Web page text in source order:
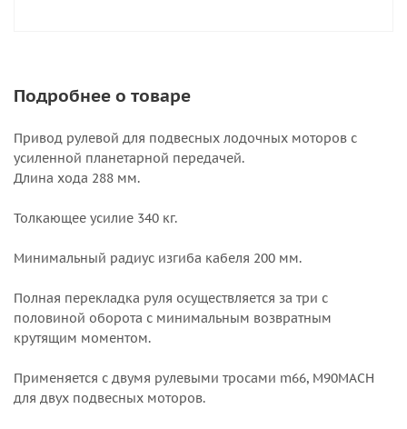
Подробнее о товаре
Привод рулевой для подвесных лодочных моторов с
усиленной планетарной передачей.
Длина хода 288 мм.
Толкающее усилие 340 кг.
Минимальный радиус изгиба кабеля 200 мм.
Полная перекладка руля осуществляется за три с
половиной оборота с минимальным возвратным
крутящим моментом.
Применяется с двумя рулевыми тросами m66, M90MACH
для двух подвесных моторов.